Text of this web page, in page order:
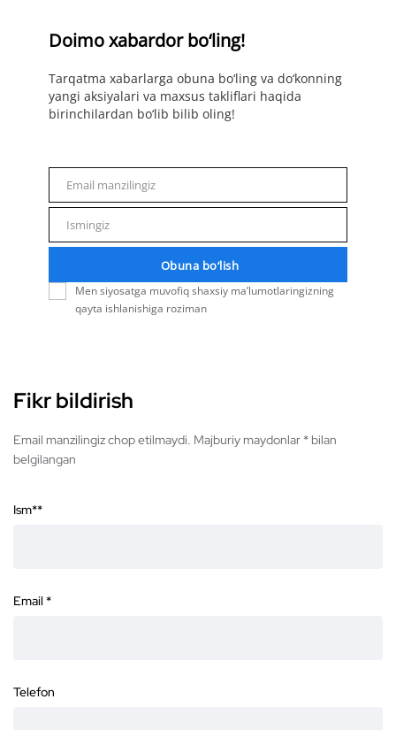
Doimo xabardor bo‘ling!
Tarqatma xabarlarga obuna bo‘ling va do‘konning
yangi aksiyalari va maxsus takliflari haqida
birinchilardan bo‘lib bilib oling!
Email manzilingiz
Ismingiz
Obuna bo‘lish
Men siyosatga muvofiq shaxsiy ma’lumotlaringizning
qayta ishlanishiga roziman
Fikr bildirish
Email manzilingiz chop etilmaydi. Majburiy maydonlar * bilan
belgilangan
Ism**
Email *
Telefon